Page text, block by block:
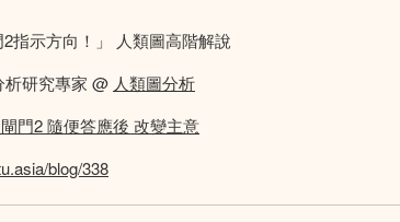
指示方向！」 人類圖高階解說
析研究專家 @ 人類圖分析
門2 隨便答應後 改變主意
blog/338